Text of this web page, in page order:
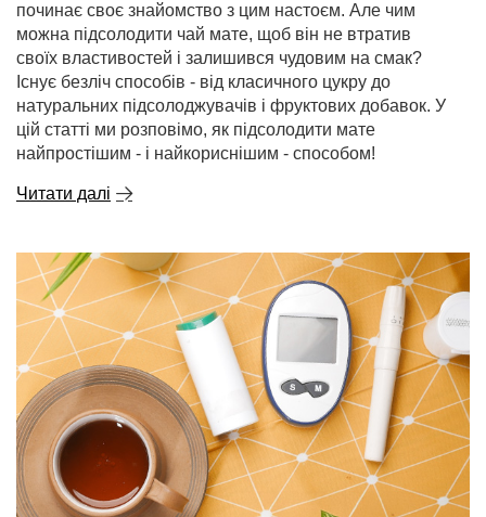
починає своє знайомство з цим настоєм. Але чим
можна підсолодити чай мате, щоб він не втратив
своїх властивостей і залишився чудовим на смак?
Існує безліч способів - від класичного цукру до
натуральних підсолоджувачів і фруктових добавок. У
цій статті ми розповімо, як підсолодити мате
найпростішим - і найкориснішим - способом!
Читати далі